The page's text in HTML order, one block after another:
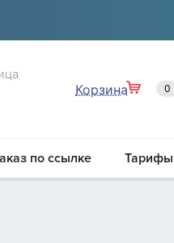
Корзина 0
по ссылке Тарифы